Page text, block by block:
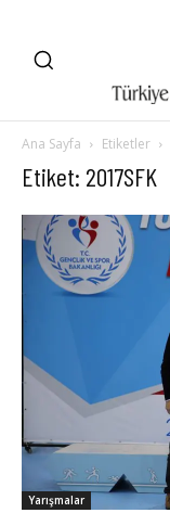
Ana Sayfa Etiketler
Etiket: 2017SFK
Yarışmalar